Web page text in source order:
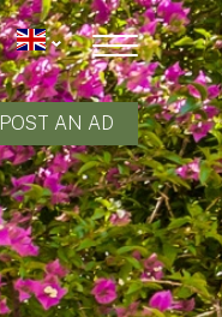
POST AN AD